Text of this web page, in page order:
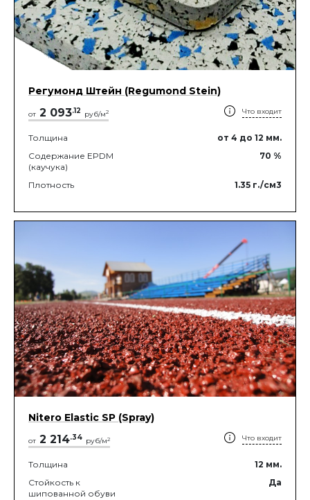
Регумонд Штейн (Regumond Stein)
от 2 093.12 руб/м2 Что входит
Толщина от 4 до 12 мм.
Содержание EPDM
(каучука)
70 %
Плотность 1.35 г./см3
Nitero Elastic SP (Spray)
от 2 214.34 руб/м2 Что входит
Толщина 12 мм.
Стойкость к
шипованной обуви
Да